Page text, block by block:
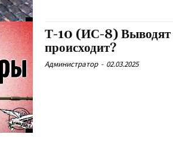
Т-10 (ИС-8) Выводят
происходит?
Администратор - 02.03.2025